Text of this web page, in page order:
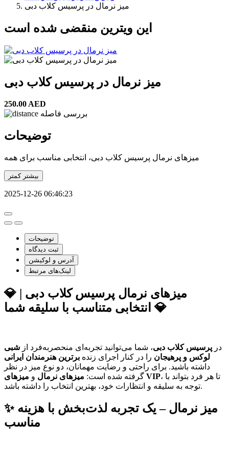
میز نرمال در پرسیس کلاب دبی
این ویترین منقضی شده است
میز نرمال در پرسیس کلاب دبی
250.00 AED
بررسی فاصله
توضیحات
میزهای نرمال پرسیس کلاب دبی، انتخابی مناسب برای همه
بیشتر کمتر
2025-12-26 06:46:23
توضیحات
ثبت دیدگاه
آدرس و لوکیشن
لینک‌های مرتبط
💎 میزهای نرمال پرسیس کلاب دبی |
انتخابی متناسب با سلیقه شما 💎
در پرسیس کلاب دبی، شما می‌توانید تجربه‌ای منحصربه‌فرد از شبی
لوکس و پرهیجان را در کنار اجرای زنده برترین هنرمندان ایرانی
داشته باشید. برای راحتی و رضایت مهمانان، دو نوع میز در نظر
گرفته شده است: میزهای نرمال و میزهای VIP، تا هر فرد بتواند با
توجه به سلیقه و انتظارات خود، بهترین انتخاب را داشته باشد.
✨ میز نرمال – یک تجربه لذت‌بخش با هزینه
مناسب